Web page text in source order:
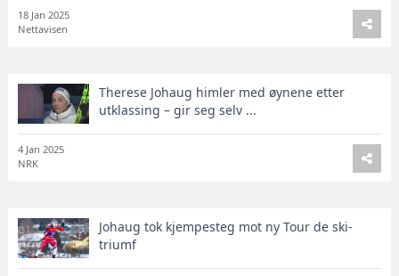
18 Jan 2025
Nettavisen
Therese Johaug himler med øynene etter
utklassing – gir seg selv ...
4 Jan 2025
NRK
Johaug tok kjempesteg mot ny Tour de ski-
triumf